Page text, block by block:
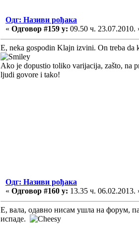
Одг: Називи рођака
« Одговор #159 у: 09.50 ч. 23.07.2010.
E, neka gospodin Klajn izvini. On treba da
Ako je dopustio toliko varijacija, zašto, na
ljudi govore i tako!
Одг: Називи рођака
« Одговор #160 у: 13.35 ч. 06.02.2013.
Е, вала, одавно нисам ушла на форум,
испаде.